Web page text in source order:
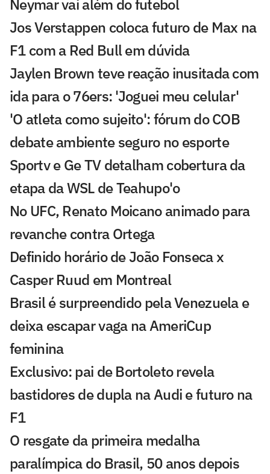
Neymar vai além do futebol
Jos Verstappen coloca futuro de Max na
F1 com a Red Bull em dúvida
Jaylen Brown teve reação inusitada com
ida para o 76ers: 'Joguei meu celular'
'O atleta como sujeito': fórum do COB
debate ambiente seguro no esporte
Sportv e Ge TV detalham cobertura da
etapa da WSL de Teahupo'o
No UFC, Renato Moicano animado para
revanche contra Ortega
Definido horário de João Fonseca x
Casper Ruud em Montreal
Brasil é surpreendido pela Venezuela e
deixa escapar vaga na AmeriCup
feminina
Exclusivo: pai de Bortoleto revela
bastidores de dupla na Audi e futuro na
F1
O resgate da primeira medalha
paralímpica do Brasil, 50 anos depois